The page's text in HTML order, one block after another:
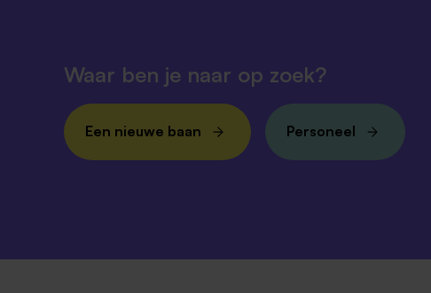
Waar ben je naar op zoek?
Een nieuwe baan Personeel